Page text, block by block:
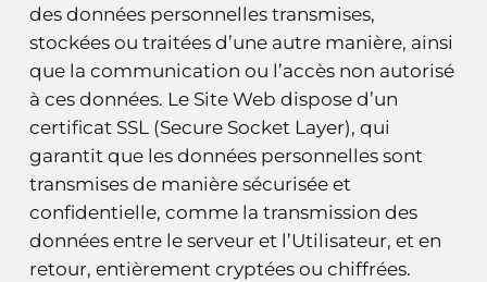
des données personnelles transmises,
stockées ou traitées d’une autre manière, ainsi
que la communication ou l’accès non autorisé
à ces données. Le Site Web dispose d’un
certificat SSL (Secure Socket Layer), qui
garantit que les données personnelles sont
transmises de manière sécurisée et
confidentielle, comme la transmission des
données entre le serveur et l’Utilisateur, et en
retour, entièrement cryptées ou chiffrées.